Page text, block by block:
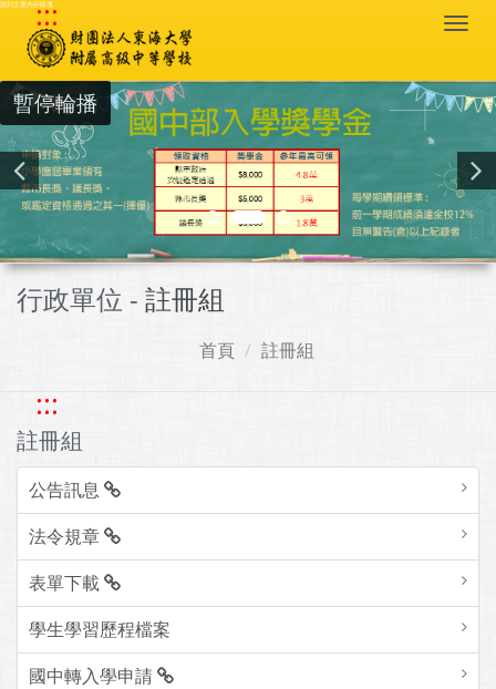
跳到主要內容區塊
:::
暫停輪播
行政單位 - 註冊組
首頁 註冊組
:::
註冊組
公告訊息
法令規章
表單下載
學生學習歷程檔案
國中轉入學申請